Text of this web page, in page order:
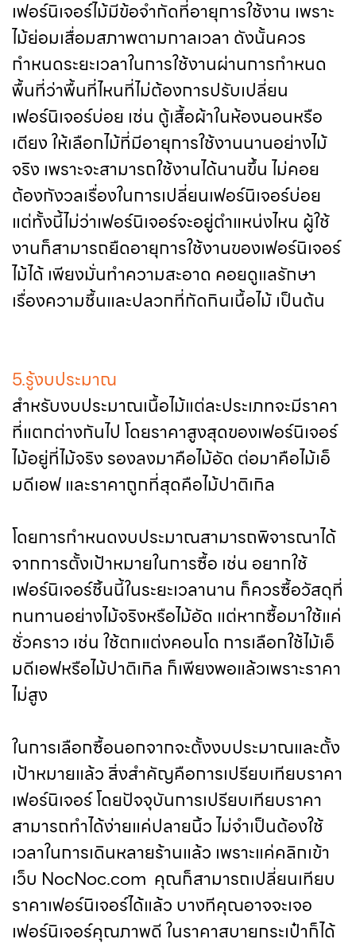
เฟอร์นิเจอร์ไม้มีข้อจำกัดที่อายุการใช้งาน เพราะ
ไม้ย่อมเสื่อมสภาพตามกาลเวลา ดังนั้นควร
กำหนดระยะเวลาในการใช้งานผ่านการกำหนด
พื้นที่ว่าพื้นที่ไหนที่ไม่ต้องการปรับเปลี่ยน
เฟอร์นิเจอร์บ่อย เช่น ตู้เสื้อผ้าในห้องนอนหรือ
เตียง ให้เลือกไม้ที่มีอายุการใช้งานนานอย่างไม้
จริง เพราะจะสามารถใช้งานได้นานขึ้น ไม่คอย
ต้องกังวลเรื่องในการเปลี่ยนเฟอร์นิเจอร์บ่อย
แต่ทั้งนี้ไม่ว่าเฟอร์นิเจอร์จะอยู่ตำแหน่งไหน ผู้ใช้
งานก็สามารถยืดอายุการใช้งานของเฟอร์นิเจอร์
ไม้ได้ เพียงมั่นทำความสะอาด คอยดูแลรักษา
เรื่องความชื้นและปลวกที่กัดกินเนื้อไม้ เป็นต้น
5.รู้งบประมาณ
สำหรับงบประมาณเนื้อไม้แต่ละประเภทจะมีราคา
ที่แตกต่างกันไป โดยราคาสูงสุดของเฟอร์นิเจอร์
ไม้อยู่ที่ไม้จริง รองลงมาคือไม้อัด ต่อมาคือไม้เอ็
มดีเอฟ และราคาถูกที่สุดคือไม้ปาติเกิล
โดยการกำหนดงบประมาณสามารถพิจารณาได้
จากการตั้งเป้าหมายในการซื้อ เช่น อยากใช้
เฟอร์นิเจอร์ชิ้นนี้ในระยะเวลานาน ก็ควรซื้อวัสดุที่
ทนทานอย่างไม้จริงหรือไม้อัด แต่หากซื้อมาใช้แค่
ชั่วคราว เช่น ใช้ตกแต่งคอนโด การเลือกใช้ไม้เอ็
มดีเอฟหรือไม้ปาติเกิล ก็เพียงพอแล้วเพราะราคา
ไม่สูง
ในการเลือกซื้อนอกจากจะตั้งงบประมาณและตั้ง
เป้าหมายแล้ว สิ่งสำคัญคือการเปรียบเทียบราคา
เฟอร์นิเจอร์ โดยปัจจุบันการเปรียบเทียบราคา
สามารถทำได้ง่ายแค่ปลายนิ้ว ไม่จำเป็นต้องใช้
เวลาในการเดินหลายร้านแล้ว เพราะแค่คลิกเข้า
เว็บ NocNoc.com คุณก็สามารถเปลี่ยนเทียบ
ราคาเฟอร์นิเจอร์ได้แล้ว บางทีคุณอาจจะเจอ
เฟอร์นิเจอร์คุณภาพดี ในราคาสบายกระเป๋าก็ได้